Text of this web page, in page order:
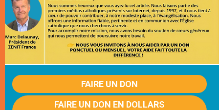
FAIRE UN DON
FAIRE UN DON EN DOLLARS